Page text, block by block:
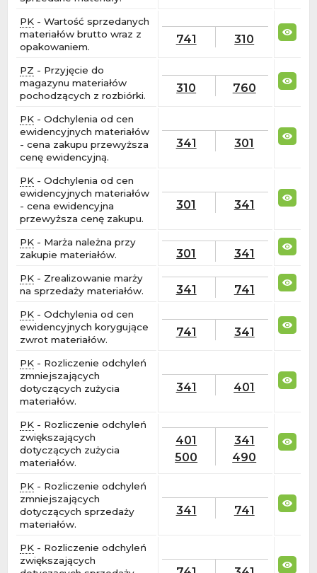
PK - Wartość sprzedanych
materiałów brutto wraz z
opakowaniem.
741 310
PZ - Przyjęcie do
magazynu materiałów
pochodzących z rozbiórki.
310 760
PK - Odchylenia od cen
ewidencyjnych materiałów
- cena zakupu przewyższa
cenę ewidencyjną.
341 301
PK - Odchylenia od cen
ewidencyjnych materiałów
- cena ewidencyjna
przewyższa cenę zakupu.
301 341
PK - Marża należna przy
zakupie materiałów.
301 341
PK - Zrealizowanie marży
na sprzedaży materiałów.
341 741
PK - Odchylenia od cen
ewidencyjnych korygujące
zwrot materiałów.
741 341
PK - Rozliczenie odchyleń
zmniejszających
dotyczących zużycia
materiałów.
341 401
PK - Rozliczenie odchyleń
zwiększających
dotyczących zużycia
materiałów.
401
500
341
490
PK - Rozliczenie odchyleń
zmniejszających
dotyczących sprzedaży
materiałów.
341 741
PK - Rozliczenie odchyleń
zwiększających